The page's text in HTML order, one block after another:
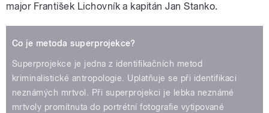
major František Lichovník a kapitán Jan Stanko.
Co je metoda superprojekce?
Superprojekce je jedna z identifikačních metod
kriminalistické antropologie. Uplatňuje se při identifikaci
neznámých mrtvol. Při superprojekci je lebka neznámé
mrtvoly promítnuta do portrétní fotografie vytipované